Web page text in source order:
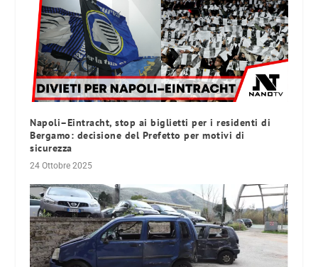
Napoli–Eintracht, stop ai biglietti per i residenti di
Bergamo: decisione del Prefetto per motivi di
sicurezza
24 Ottobre 2025